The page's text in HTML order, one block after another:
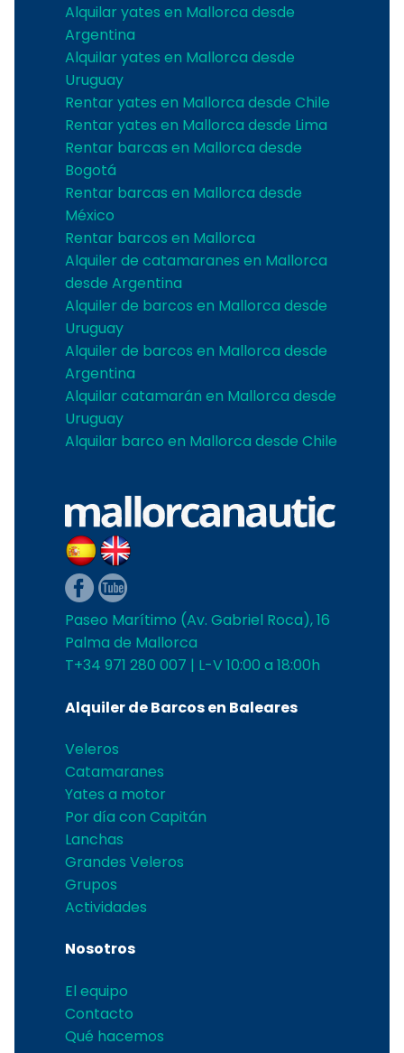
Alquilar yates en Mallorca desde
Argentina
Alquilar yates en Mallorca desde
Uruguay
Rentar yates en Mallorca desde Chile
Rentar yates en Mallorca desde Lima
Rentar barcas en Mallorca desde
Bogotá
Rentar barcas en Mallorca desde
México
Rentar barcos en Mallorca
Alquiler de catamaranes en Mallorca
desde Argentina
Alquiler de barcos en Mallorca desde
Uruguay
Alquiler de barcos en Mallorca desde
Argentina
Alquilar catamarán en Mallorca desde
Uruguay
Alquilar barco en Mallorca desde Chile
Paseo Marítimo (Av. Gabriel Roca), 16
Palma de Mallorca
T+34 971 280 007 | L-V 10:00 a 18:00h
Alquiler de Barcos en Baleares
Veleros
Catamaranes
Yates a motor
Por día con Capitán
Lanchas
Grandes Veleros
Grupos
Actividades
Nosotros
El equipo
Contacto
Qué hacemos